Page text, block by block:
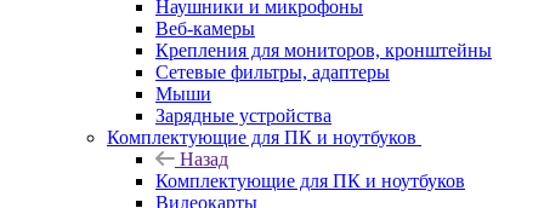
Наушники и микрофоны
Веб-камеры
Крепления для мониторов, кронштейны
Сетевые фильтры, адаптеры
Мыши
Зарядные устройства
Комплектующие для ПК и ноутбуков
Назад
Комплектующие для ПК и ноутбуков
Видеокарты